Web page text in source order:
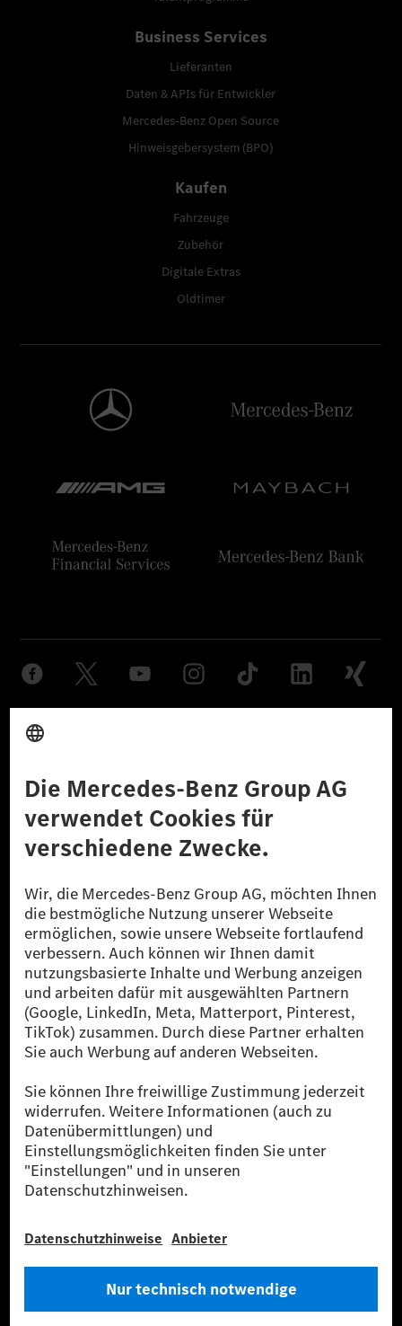
Business Services
Lieferanten
Daten & APIs für Entwickler
Mercedes-Benz Open Source
Hinweisgebersystem (BPO)
Kaufen
Fahrzeuge
Zubehör
Digitale Extras
Oldtimer
© 2026 Mercedes-Benz Group AG. Alle Rechte vorbehalten.
reduzierte CO₂-Emissionen bei der Mercedes-Benz Group durch
zertifizierte Ausgleichsprojekte kompensiert werden.
[2] Renewable Charging ist ein integraler Bestandteil von MB.CHARGE
Public in Europa, den USA, Kanada und China. Sofern an der jeweiligen
Ladestation noch kein Strom aus erneuerbaren Energien vorliegt,
verwendet Renewable Charging Grünstromzertifikate*. Diese stellen
sicher, dass für Ladevorgänge über MB.CHARGE Public eine äquivalente
Strommenge aus erneuerbaren Energien ins Stromnetz eingespeist wird.
Sie stammen ausschließlich aus Wind- und Solarkraftanlagen, die jünger
als sechs Jahre sind.
* Inkl. EKOenergy Ökolabel
* Die angegebenen Werte wurden nach dem vorgeschriebenen
Messverfahren WLTP (Worldwide harmonised Light vehicles Test
Procedure) ermittelt. Die angegebenen Spannweiten beziehen sich auf
den europäischen Markt. Der Energieverbrauch und der CO₂-Ausstoß
eines Pkw sind nicht nur von der effizienten Ausnutzung des Kraftstoffs
bzw. des Energieträgers durch den Pkw, sondern auch vom Fahrstil und
anderen nichttechnischen Faktoren abhängig.
** Der Stromverbrauch wurde auf der Grundlage der VO 692/2008/EG
Prüfverfahren“ ermittelt. Es liegen bislang weder bestätigte Werte von
einer amtlich anerkannten Prüforganisation noch eine EG-
Typgenehmigung noch eine Konformitätsbescheinigung mit amtlichen